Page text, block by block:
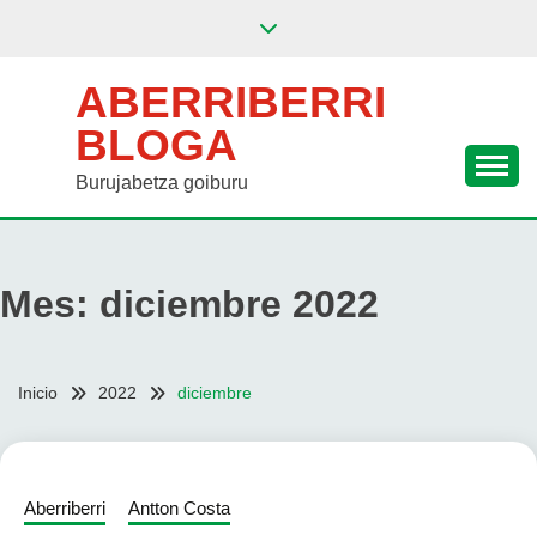
ABERRIBERRI
BLOGA
Burujabetza goiburu
Mes: diciembre 2022
Inicio 2022 diciembre
Aberriberri Antton Costa